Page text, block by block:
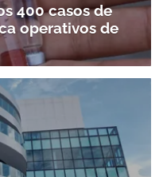
400 casos de
operativos de